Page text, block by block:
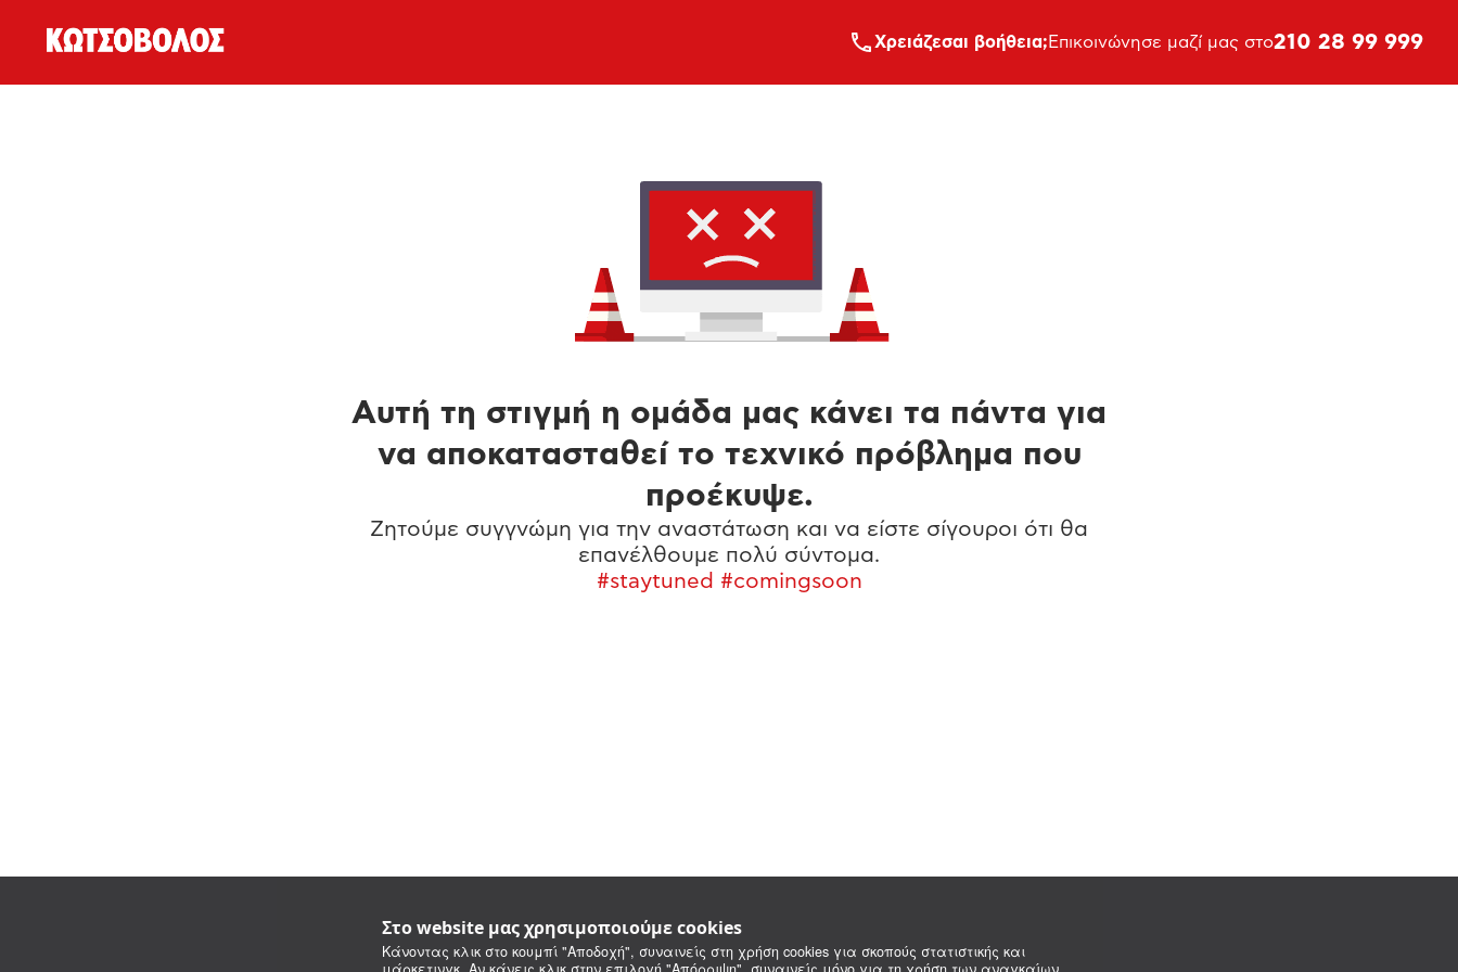
Στο website μας χρησιμοποιούμε cookies
Κάνοντας κλικ στο κουμπί "Αποδοχή", συναινείς στη χρήση cookies για σκοπούς στατιστικής και
Xρειάζεσαι βοήθεια; Επικοινώνησε μαζί μας στο210 28 99 999
Αυτή τη στιγμή η ομάδα μας κάνει τα πάντα για
να αποκατασταθεί το τεχνικό πρόβλημα που
προέκυψε.
Ζητούμε συγγνώμη για την αναστάτωση και να είστε σίγουροι ότι θα
επανέλθουμε πολύ σύντομα.
#staytuned #comingsoon